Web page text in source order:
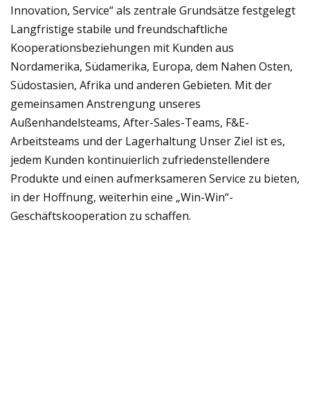
Innovation, Service“ als zentrale Grundsätze festgelegt
Langfristige stabile und freundschaftliche
Kooperationsbeziehungen mit Kunden aus
Nordamerika, Südamerika, Europa, dem Nahen Osten,
Südostasien, Afrika und anderen Gebieten. Mit der
gemeinsamen Anstrengung unseres
Außenhandelsteams, After-Sales-Teams, F&E-
Arbeitsteams und der Lagerhaltung Unser Ziel ist es,
jedem Kunden kontinuierlich zufriedenstellendere
Produkte und einen aufmerksameren Service zu bieten,
in der Hoffnung, weiterhin eine „Win-Win“-
Geschäftskooperation zu schaffen.